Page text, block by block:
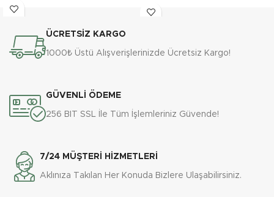
tarzını benimseyenler için özel
olarak tasarlandı. Üç iplik
diagonel kumaşı sayesinde kış
stilinizi tamamlar.
•Üç iplik diagonel kumaş: Kalın
ve dayanıklı dokusuyla sizi
•Fermuarlı maske detayı:
Gözleri açıkta bırakarak tüm
yüzü kapatan eşsiz tasarım.
"90'da gelen gol gibisin" farklı
ÜCRETSİZ KARGO
1000₺ Üstü Alışverişlerinizde Ücretsiz Kargo!
GÜVENLİ ÖDEME
256 BIT SSL İle Tüm İşlemleriniz Güvende!
7/24 MÜŞTERİ HİZMETLERİ
Aklınıza Takılan Her Konuda Bizlere Ulaşabilirsiniz.